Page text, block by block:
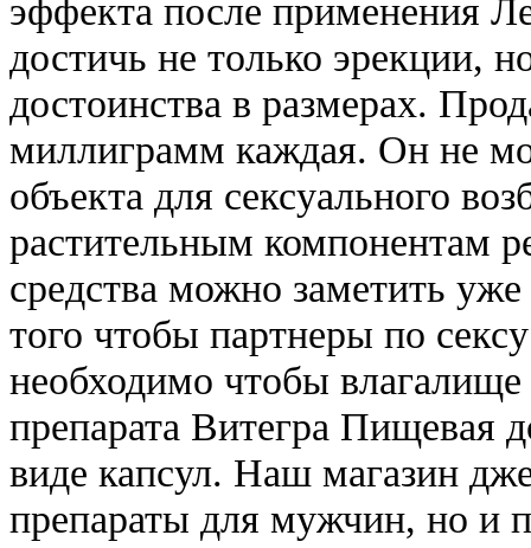
эффекта после применения
достичь не только эрекции,
достоинства в размерах.
миллиграмм каждая. Он не
объекта для сексуального
растительным компонентам
средства можно заметить
того чтобы партнеры по
необходимо чтобы
препарата Витегра Пищевая
виде капсул. Наш магазин
препараты для мужчин, но и